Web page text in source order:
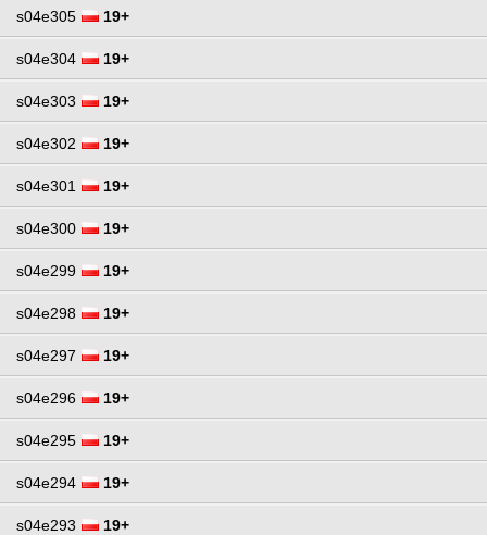
s04e305 19+
s04e304 19+
s04e303 19+
s04e302 19+
s04e301 19+
s04e300 19+
s04e299 19+
s04e298 19+
s04e297 19+
s04e296 19+
s04e295 19+
s04e294 19+
s04e293 19+